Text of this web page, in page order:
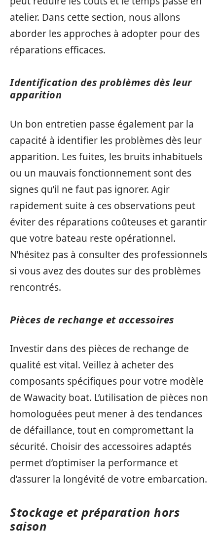
atelier. Dans cette section, nous allons
aborder les approches à adopter pour des
réparations efficaces.
Identification des problèmes dès leur
apparition
Un bon entretien passe également par la
capacité à identifier les problèmes dès leur
apparition. Les fuites, les bruits inhabituels
ou un mauvais fonctionnement sont des
signes qu’il ne faut pas ignorer. Agir
rapidement suite à ces observations peut
éviter des réparations coûteuses et garantir
que votre bateau reste opérationnel.
N’hésitez pas à consulter des professionnels
si vous avez des doutes sur des problèmes
rencontrés.
Pièces de rechange et accessoires
Investir dans des pièces de rechange de
qualité est vital. Veillez à acheter des
composants spécifiques pour votre modèle
de Wawacity boat. L’utilisation de pièces non
homologuées peut mener à des tendances
de défaillance, tout en compromettant la
sécurité. Choisir des accessoires adaptés
permet d’optimiser la performance et
d’assurer la longévité de votre embarcation.
Stockage et préparation hors
saison